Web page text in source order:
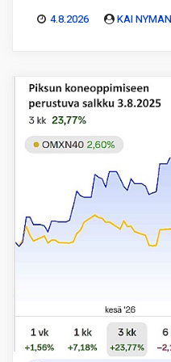
4.8.2026 KAI NYMAN